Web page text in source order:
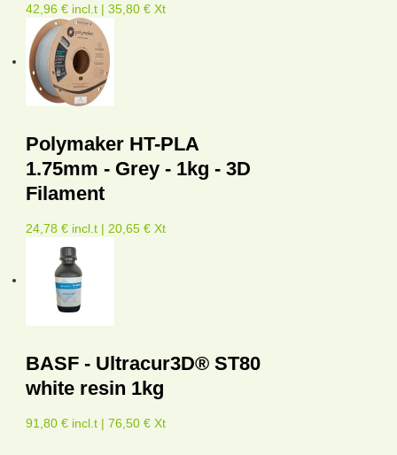
42,96 € incl.t | 35,80 € Xt
Polymaker HT-PLA
1.75mm - Grey - 1kg - 3D
Filament
24,78 € incl.t | 20,65 € Xt
BASF - Ultracur3D® ST80
white resin 1kg
91,80 € incl.t | 76,50 € Xt